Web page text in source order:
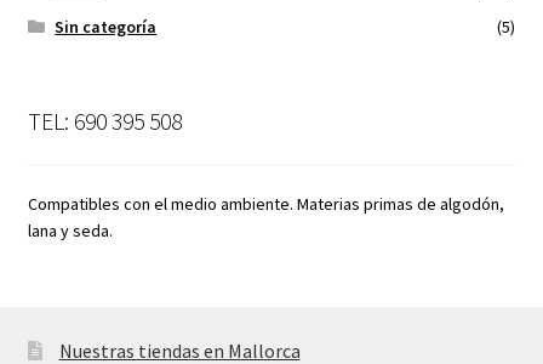
Sin categoría
(5)
TEL: 690 395 508
Compatibles con el medio ambiente. Materias primas de algodón,
lana y seda.
Nuestras tiendas en Mallorca